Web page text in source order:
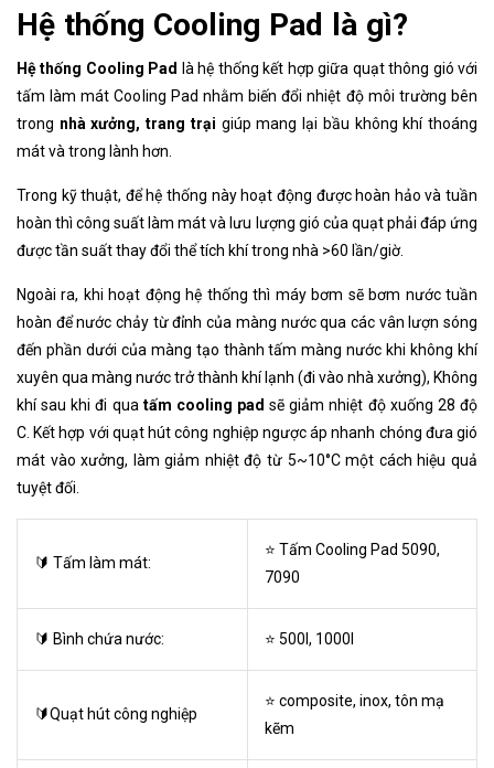
Hệ thống Cooling Pad là gì?
Hệ thống Cooling Pad
là hệ thống kết hợp giữa quạt thông gió với
tấm làm mát Cooling Pad nhằm biến đổi nhiệt độ môi trường bên
trong nhà xưởng, trang trại giúp mang lại bầu không khí thoáng
mát và trong lành hơn.
Trong kỹ thuật, để hệ thống này hoạt động được hoàn hảo và tuần
hoàn thì công suất làm mát và lưu lượng gió của quạt phải đáp ứng
được tần suất thay đổi thể tích khí trong nhà >60 lần/giờ.
Ngoài ra, khi hoạt động hệ thống thì máy bơm sẽ bơm nước tuần
hoàn để nước chảy từ đỉnh của màng nước qua các vân lượn sóng
đến phần dưới của màng tạo thành tấm màng nước khi không khí
xuyên qua màng nước trở thành khí lạnh (đi vào nhà xưởng), Không
khí sau khi đi qua tấm cooling pad sẽ giảm nhiệt độ xuống 28 độ
C. Kết hợp với quạt hút công nghiệp ngược áp nhanh chóng đưa gió
mát vào xưởng, làm giảm nhiệt độ từ 5~10°C một cách hiệu quả
tuyệt đối.
🔰 Tấm làm mát:
⭐ Tấm Cooling Pad 5090,
7090
🔰 Bình chứa nước: ⭐ 500l, 1000l
🔰Quạt hút công nghiệp
⭐ composite, inox, tôn mạ
kẽm